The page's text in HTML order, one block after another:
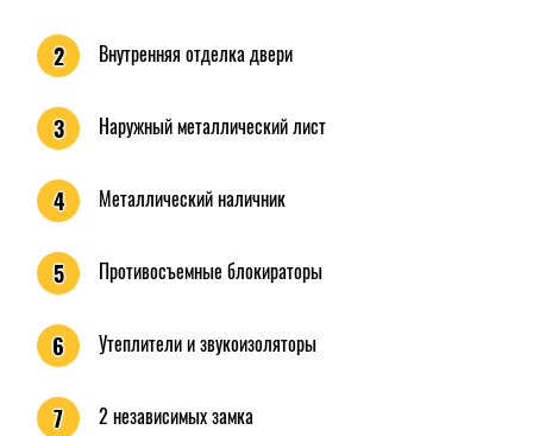
2 Внутренняя отделка двери
3 Наружный металлический лист
4 Металлический наличник
5 Противосъемные блокираторы
6 Утеплители и звукоизоляторы
7 2 независимых замка